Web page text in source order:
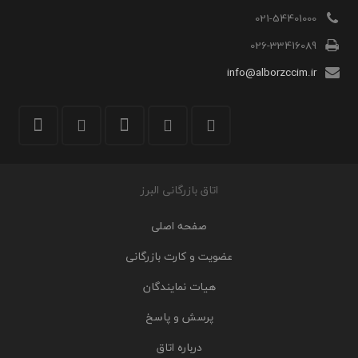
021-54401000
026-33416089
info@alborzccim.ir
اتاق بازرگانی البرز
صفحه اصلی
عضویت و کارت بازرگانی
هیات نمایندگان
پرسش و پاسخ
درباره اتاق